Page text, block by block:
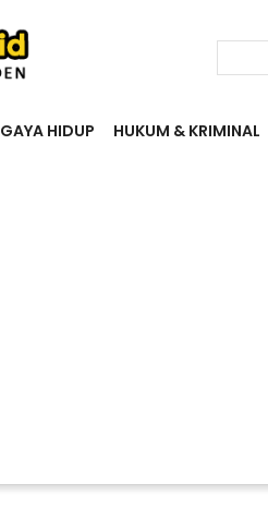
GAYA HIDUP HUKUM & KRIMINAL